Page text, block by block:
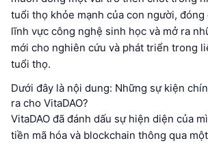
tuổi thọ khỏe mạnh của con người, đóng
lĩnh vực công nghệ sinh học và mở ra
mới cho nghiên cứu và phát triển trong
tuổi thọ.
Dưới đây là nội dung: Những sự kiện
ra cho VitaDAO?
VitaDAO đã đánh dấu sự hiện diện của
tiền mã hóa và blockchain thông qua